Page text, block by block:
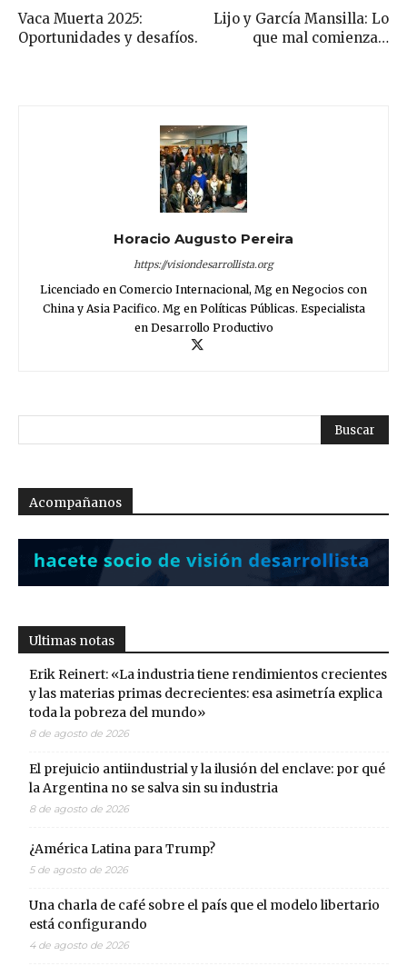
Vaca Muerta 2025:
Oportunidades y desafíos.
Lijo y García Mansilla: Lo
que mal comienza…
Horacio Augusto Pereira
https://visiondesarrollista.org
Licenciado en Comercio Internacional, Mg en Negocios con
China y Asia Pacifico. Mg en Políticas Públicas. Especialista
en Desarrollo Productivo
Acompañanos
Ultimas notas
Erik Reinert: «La industria tiene rendimientos crecientes
y las materias primas decrecientes: esa asimetría explica
toda la pobreza del mundo»
8 de agosto de 2026
El prejuicio antiindustrial y la ilusión del enclave: por qué
la Argentina no se salva sin su industria
8 de agosto de 2026
¿América Latina para Trump?
5 de agosto de 2026
Una charla de café sobre el país que el modelo libertario
está configurando
4 de agosto de 2026